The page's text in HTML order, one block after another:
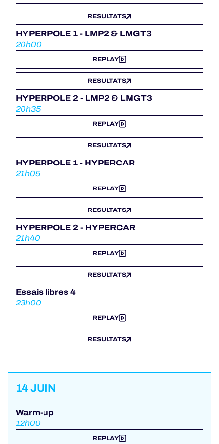
RESULTATS
HYPERPOLE 1 - LMP2 & LMGT3
20h00
REPLAY
RESULTATS
HYPERPOLE 2 - LMP2 & LMGT3
20h35
REPLAY
RESULTATS
HYPERPOLE 1 - HYPERCAR
21h05
REPLAY
RESULTATS
HYPERPOLE 2 - HYPERCAR
21h40
REPLAY
RESULTATS
Essais libres 4
23h00
REPLAY
RESULTATS
14 JUIN
Warm-up
12h00
REPLAY